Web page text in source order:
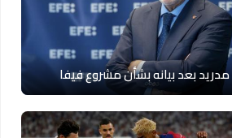
بعد بيانه بشأن مشروع فيفا